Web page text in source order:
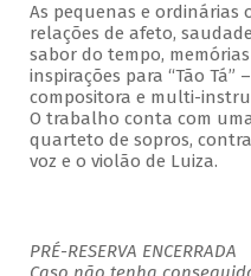
As pequenas e ordinárias
relações de afeto,
sabor do tempo,
inspirações para “Tão
compositora e multi-
O trabalho conta com
quarteto de sopros,
voz e o violão de Luiza.
PRÉ-RESERVA ENCERRADA